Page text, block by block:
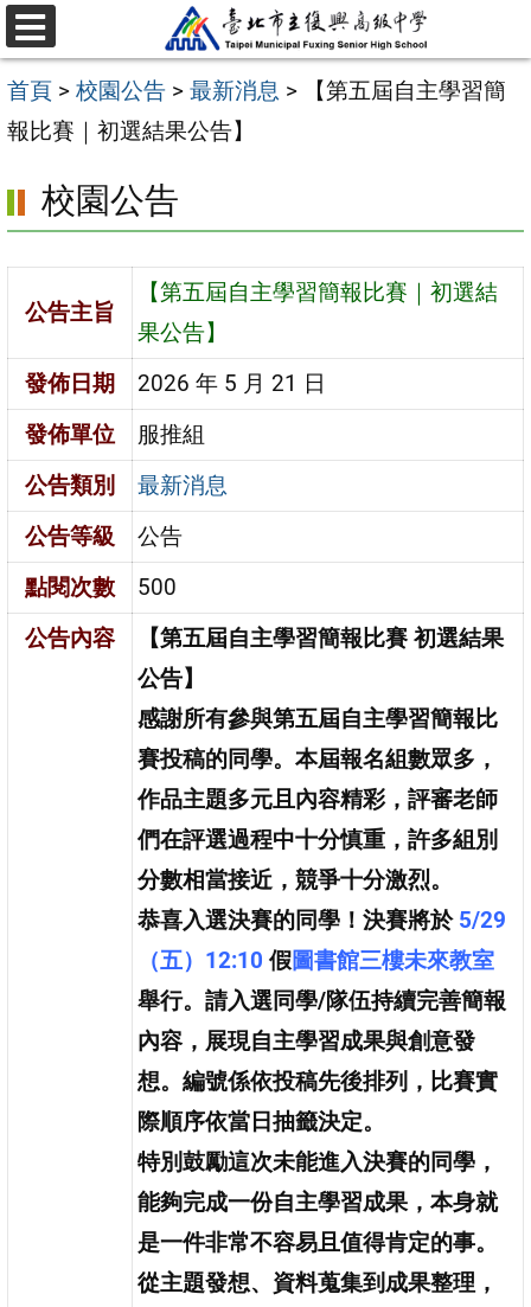
跳
至
主
要
容
區
選
單
首頁 > 校園公告 > 最新消息 >
【第五屆自主學習簡
報比賽｜初選結果公告】
校園公告
公告主旨
【第五屆自主學習簡報比賽｜初選結
果公告】
發佈日期
2026 年 5 月 21 日
發佈單位
服推組
公告類別
最新消息
公告等級
公告
點閱次數
500
公告內容
【第五屆自主學習簡報比賽 初選結果
公告】
感謝所有參與第五屆自主學習簡報比
賽投稿的同學。本屆報名組數眾多，
作品主題多元且內容精彩，評審老師
們在評選過程中十分慎重，許多組別
分數相當接近，競爭十分激烈。
恭喜入選決賽的同學！決賽將於5/29
（五）12:10 假圖書館三樓未來教室
舉行。請入選同學/隊伍持續完善簡報
內容，展現自主學習成果與創意發
想。編號係依投稿先後排列，比賽實
際順序依當日抽籤決定。
特別鼓勵這次未能進入決賽的同學，
能夠完成一份自主學習成果，本身就
是一件非常不容易且值得肯定的事。
從主題發想、資料蒐集到成果整理，